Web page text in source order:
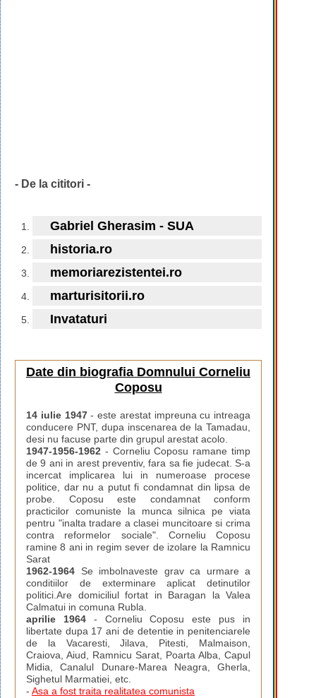
- De la cititori -
Gabriel Gherasim - SUA
historia.ro
memoriarezistentei.ro
marturisitorii.ro
Invataturi
Date din biografia Domnului Corneliu
Coposu
14 iulie 1947- este arestat impreuna cu intreaga
conducere PNT, dupa inscenarea de la Tamadau,
desi nu facuse parte din grupul arestat acolo.
1947-1956-1962 - Corneliu Coposu ramane timp
de 9 ani in arest preventiv, fara sa fie judecat. S-a
incercat implicarea lui in numeroase procese
politice, dar nu a putut fi condamnat din lipsa de
probe. Coposu este condamnat conform
practicilor comuniste la munca silnica pe viata
pentru "inalta tradare a clasei muncitoare si crima
contra reformelor sociale". Corneliu Coposu
ramine 8 ani in regim sever de izolare la Ramnicu
Sarat
1962-1964 Se imbolnaveste grav ca urmare a
conditiilor de exterminare aplicat detinutilor
politici.Are domiciliul fortat in Baragan la Valea
Calmatui in comuna Rubla.
aprilie 1964- Corneliu Coposu este pus in
libertate dupa 17 ani de detentie in penitenciarele
de la Vacaresti, Jilava, Pitesti, Malmaison,
Craiova, Aiud, Ramnicu Sarat, Poarta Alba, Capul
Midia, Canalul Dunare-Marea Neagra, Gherla,
Sighetul Marmatiei, etc.
- Asa a fost traita realitatea comunista